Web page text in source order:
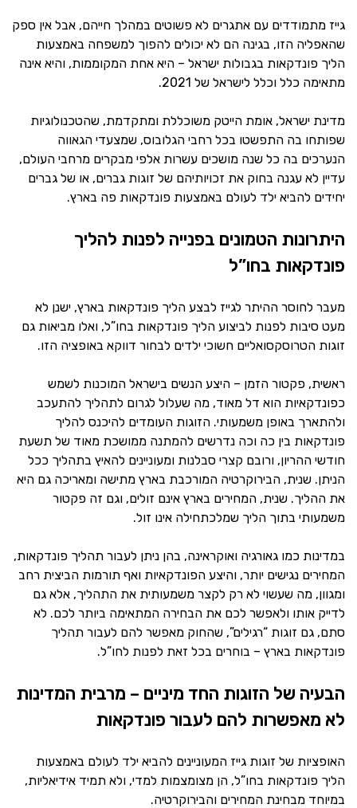
גייז מתמודדים עם אתגרים לא פשוטים במהלך חייהם, אבל אין ספק
שהאפליה הזו, בגינה הם לא יכולים להפוך למשפחה באמצעות
הליך פונדקאות בגבולות ישראל – היא אחת המקוממות, והיא אינה
מתאימה כלל וכלל לישראל של 2021.
מדינת ישראל, אומת הייטק משוכללת ומתקדמת, שהטכנולוגיות
שפותחו בה התפשטו בכל רחבי הגלובוס, שמצעדי הגאווה
הנערכים בה כל שנה מושכים עשרות אלפי מבקרים מרחבי העולם,
עדיין לא עגנה בחוק את זכויותיהם של זוגות גברים, או של גברים
יחידים להביא ילד לעולם באמצעות פונדקאות פה בארץ.
היתרונות הטמונים בפנייה לפנות להליך
פונדקאות בחו”ל
מעבר לחוסר ההיתר לגייז לבצע הליך פונדקאות בארץ, ישנן לא
מעט סיבות לפנות לביצוע הליך פונדקאות בחו”ל, ואלו מביאות גם
זוגות הטרוסקסואליים חשוכי ילדים לבחור דווקא באופציה הזו.
ראשית, פקטור הזמן – היצע הנשים בישראל המוכנות לשמש
כפונדקאיות הוא דל מאוד, מה שעלול לגרום לתהליך להתעכב
ולהתארך באופן משמעותי. הזוגות העומדים להיכנס להליך
פונדקאות בין כה וכה נדרשים להמתנה ממושכת מאוד של תשעת
חודשי ההריון, ורובם קצרי סבלנות ומעוניינים להאיץ בתהליך ככל
הניתן. שנית, הבירוקרטיה המורכבת בארץ מתישה ומאריכה גם היא
את ההליך. שנית, המחירים בארץ אינם זולים, וגם זה פקטור
משמעותי בתוך הליך שמלכתחילה אינו זול.
במדינות כמו גאורגיה ואוקראינה, בהן ניתן לעבור תהליך פונדקאות,
המחירים נגישים יותר, והיצע הפונדקאיות ואף תורמות הביצית רחב
ומגוון, מה שעשוי לא רק לקצר משמעותית את התהליך, אלא גם
לדייק אותו ולאפשר לכם את הבחירה המתאימה ביותר לכם. לא
סתם, גם זוגות “רגילים”, שהחוק מאפשר להם לעבור תהליך
פונדקאות בארץ – בוחרים בכל זאת לפנות לחו”ל.
הבעיה של הזוגות החד מיניים – מרבית המדינות
לא מאפשרות להם לעבור פונדקאות
האופציות של זוגות גייז המעוניינים להביא ילד לעולם באמצעות
הליך פונדקאות בחו”ל, הן מצומצמות למדי, ולא תמיד אידיאליות,
במיוחד מבחינת המחירים והבירוקרטיה.